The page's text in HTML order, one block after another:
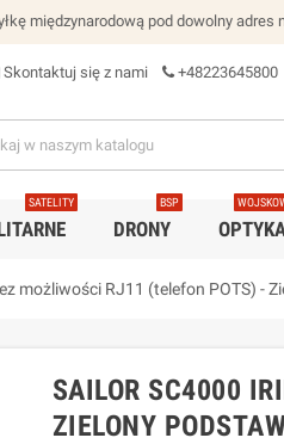
międzynarodową pod dowolny adres
Skontaktuj się z nami +48223645800
SATELITY
DRONY
BSP
możliwości RJ11 (telefon POTS) -
SAILOR SC4000
ZIELONY